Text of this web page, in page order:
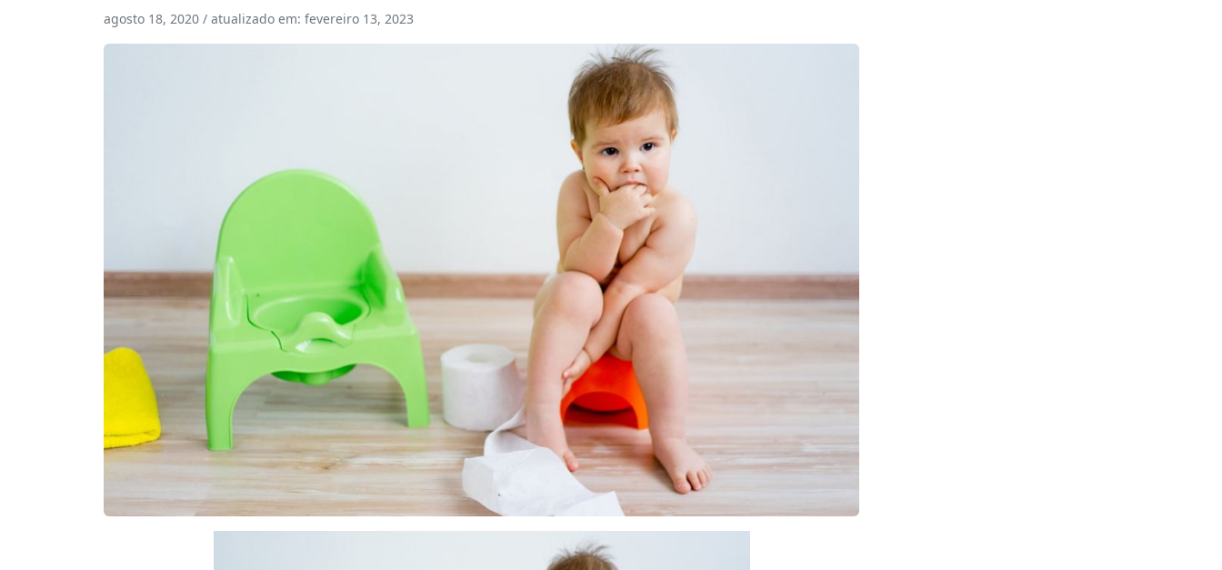
agosto 18, 2020 / atualizado em: fevereiro 13, 2023